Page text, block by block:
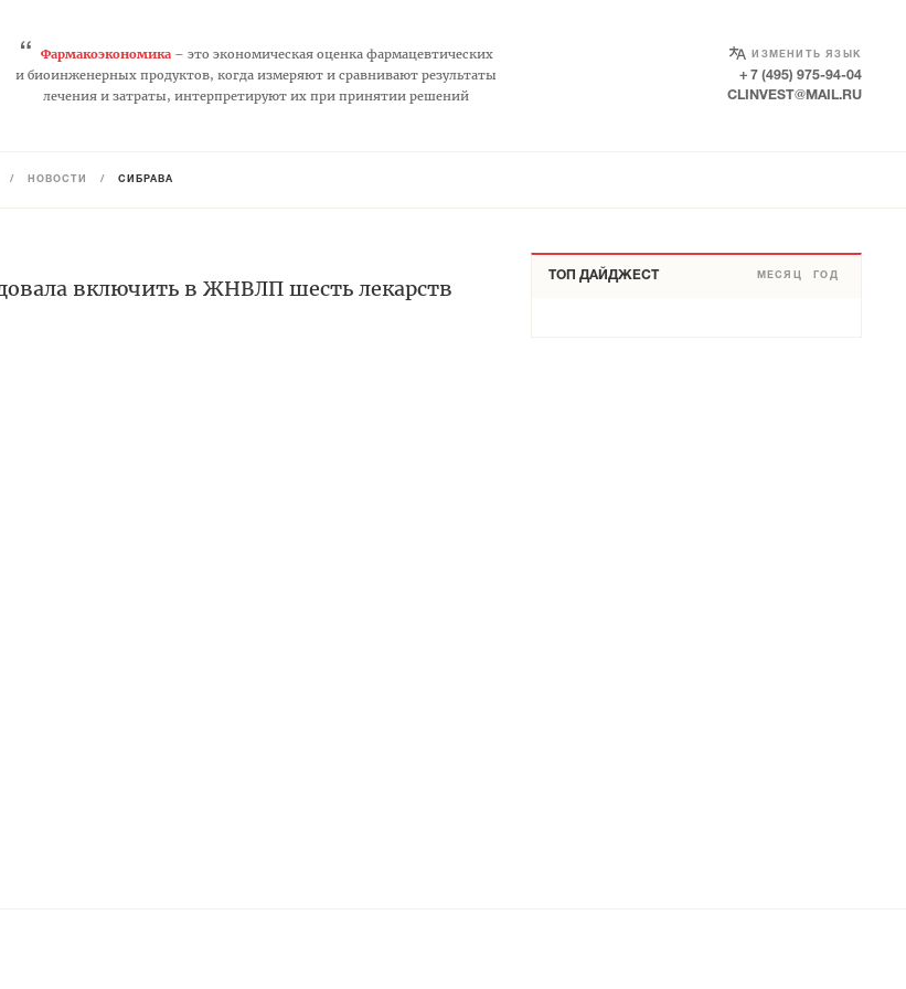
“ Фармакоэкономика– это экономическая оценка фармацевтических
и биоинженерных продуктов, когда измеряют и сравнивают результаты
лечения и затраты, интерпретируют их при принятии решений
ИЗМЕНИТЬ ЯЗЫК
SELECT LANGUAGE
+ 7 (495) 975-94-04
CLINVEST@MAIL.RU
/ НОВОСТИ / СИБРАВА
включить в ЖНВЛП шесть лекарств ТОП ДАЙДЖЕСТ МЕСЯЦ ГОД